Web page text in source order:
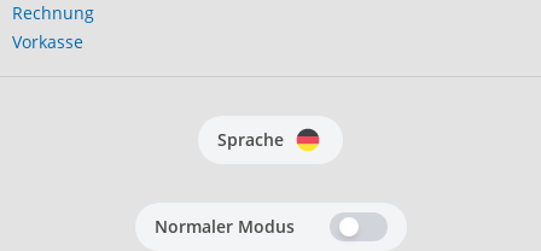
Rechnung
Vorkasse
Sprache
Normaler Modus